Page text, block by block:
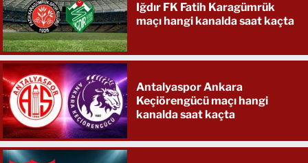
Iğdır FK Fatih Karagümrük
maçı hangi kanalda saat kaçta
Antalyaspor Ankara
Keçiörengücü maçı hangi
kanalda saat kaçta